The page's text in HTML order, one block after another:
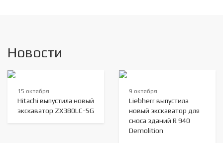
Новости
15 октября
Hitachi выпустила новый
экскаватор ZX380LC-5G
9 октября
Liebherr выпустила
новый экскаватор для
сноса зданий R 940
Demolition